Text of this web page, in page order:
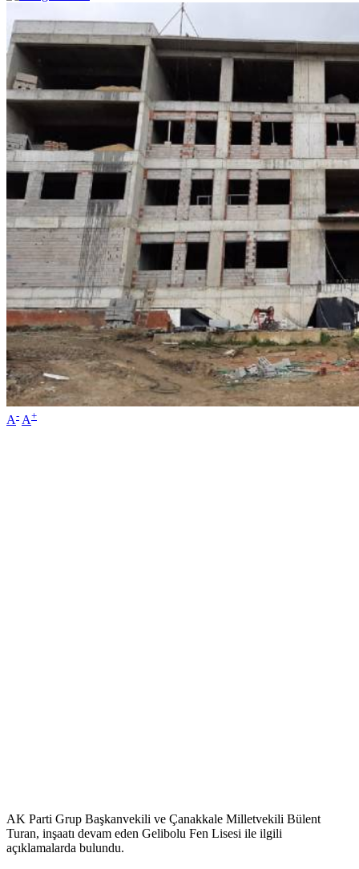
A- A+
AK Parti Grup Başkanvekili ve Çanakkale Milletvekili Bülent
Turan, inşaatı devam eden Gelibolu Fen Lisesi ile ilgili
açıklamalarda bulundu.